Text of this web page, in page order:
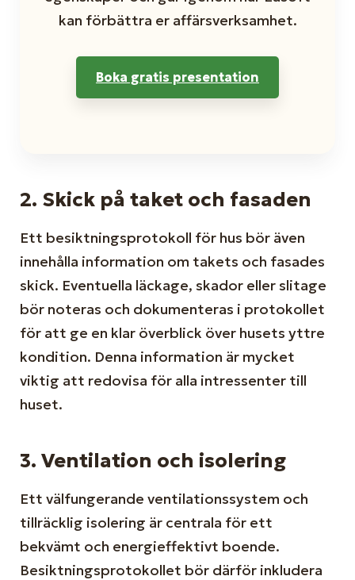
kan förbättra er affärsverksamhet.
Boka gratis presentation
2. Skick på taket och fasaden
Ett besiktningsprotokoll för hus bör även
innehålla information om takets och fasades
skick. Eventuella läckage, skador eller slitage
bör noteras och dokumenteras i protokollet
för att ge en klar överblick över husets yttre
kondition. Denna information är mycket
viktig att redovisa för alla intressenter till
huset.
3. Ventilation och isolering
Ett välfungerande ventilationssystem och
tillräcklig isolering är centrala för ett
bekvämt och energieffektivt boende.
Besiktningsprotokollet bör därför inkludera